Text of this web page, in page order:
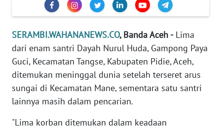
SERAMBI.WAHANANEWS.CO, Banda Aceh -Lima
dari enam santri Dayah Nurul Huda, Gampong Paya
Guci, Kecamatan Tangse, Kabupaten Pidie, Aceh,
ditemukan meninggal dunia setelah terseret arus
sungai di Kecamatan Mane, sementara satu santri
lainnya masih dalam pencarian.
"Lima korban ditemukan dalam keadaan
IKLAN
TENTANG
KAMI
PEDOMAN
SIBER